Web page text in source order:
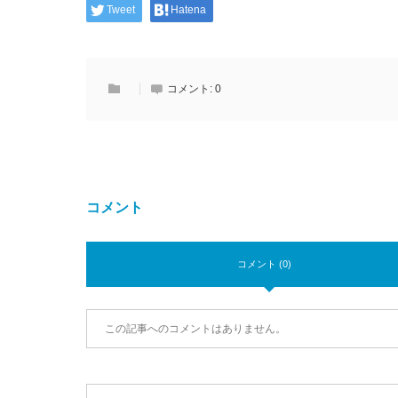
Tweet Hatena
コメント: 0
コメント
コメント (0)
この記事へのコメントはありません。